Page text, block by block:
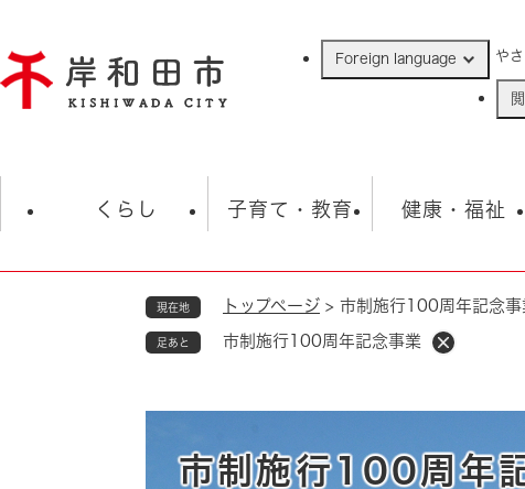
ジ
の
Foreign language や
くらし
住民票・戸籍
ごみ・衛生・動物 救急・消防
防災・防犯 上水道・下水道
子育て・教育
学校 子
健康・福祉
福祉・健康
観光
現在地 トップページ > 市制施行100周年記念事
足あと 市制施行100周年記念事業
市制施行100周年